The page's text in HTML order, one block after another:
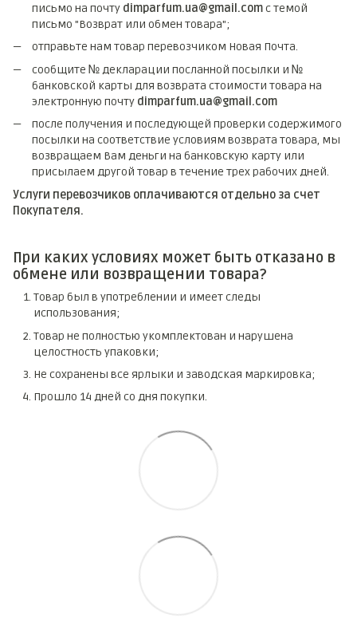
письмо на почту dimparfum.ua@gmail.comс темой
письмо "Возврат или обмен товара";
отправьте нам товар перевозчиком Новая Почта.
сообщите № декларации посланной посылки и №
банковской карты для возврата стоимости товара на
электронную почту dimparfum.ua@gmail.com
после получения и последующей проверки содержимого
посылки на соответствие условиям возврата товара, мы
возвращаем Вам деньги на банковскую карту или
присылаем другой товар в течение трех рабочих дней.
Услуги перевозчиков оплачиваются отдельно за счет
Покупателя.
При каких условиях может быть отказано в
обмене или возвращении товара?
Товар был в употреблении и имеет следы
использования;
Товар не полностью укомплектован и нарушена
целостность упаковки;
Не сохранены все ярлыки и заводская маркировка;
Прошло 14 дней со дня покупки.